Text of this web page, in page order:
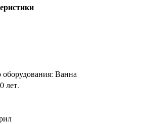
оборудования: Ванна
лет.